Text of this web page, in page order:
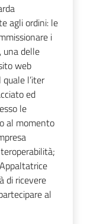
agli ordini: le
i
una delle
web
l’iter
ed
le
al momento
di ricevere
al